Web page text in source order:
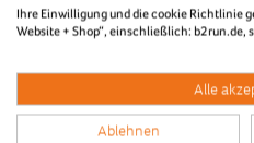
Ihre Einwilligung und die cookie Richtlinie
Website + Shop“, einschließlich: b2run.de,
Alle
Ablehnen